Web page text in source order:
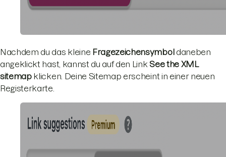
Nachdem du das kleine Fragezeichensymboldaneben
angeklickt hast, kannst du auf den Link See the XML
sitemapklicken. Deine Sitemap erscheint in einer neuen
Registerkarte.